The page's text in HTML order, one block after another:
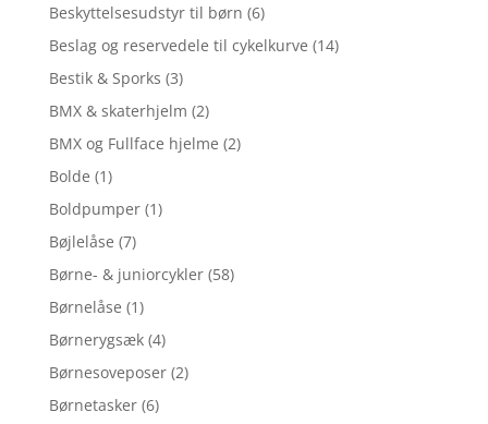
Beskyttelsesudstyr til børn (6)
Beslag og reservedele til cykelkurve (14)
Bestik & Sporks (3)
BMX & skaterhjelm (2)
BMX og Fullface hjelme (2)
Bolde (1)
Boldpumper (1)
Bøjlelåse (7)
Børne- & juniorcykler (58)
Børnelåse (1)
Børnerygsæk (4)
Børnesoveposer (2)
Børnetasker (6)